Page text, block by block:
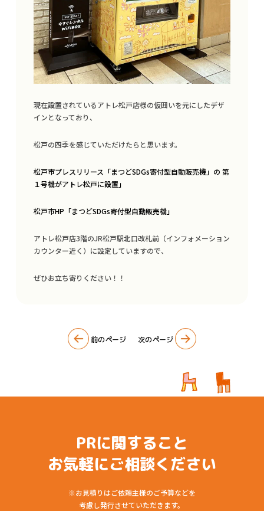
TOP
クリエイティブデザイン
サイン・看板
イベント企画
最新情報
現在設置されているアトレ松戸店様の仮囲いを元にしたデザ
インとなっており、
松戸の四季を感じていただけたらと思います。
松戸市プレスリリース「まつどSDGs寄付型自動販売機」の 第
１号機がアトレ松戸に設置」
松戸市HP「まつどSDGs寄付型自動販売機」
アトレ松戸店3階のJR松戸駅北口改札前（インフォメーション
カウンター近く）に設定していますので、
ぜひお立ち寄りください！！
前のページ 次のページ
PRに関すること
お気軽にご相談ください
※お見積りはご依頼主様のご予算などを
考慮し発行させていただきます。